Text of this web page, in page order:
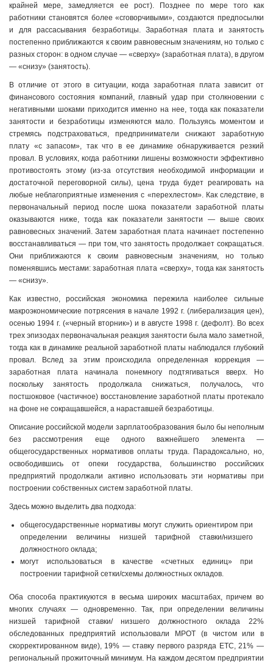
крайней мере, замедляется ее рост). Позднее по мере того как
работники становятся более «сговорчивыми», создаются предпосылки
и для рассасывания безработицы. Заработная плата и занятость
постепенно приближаются к своим равновесным значениям, но только с
разных сторон: в одном случае — «сверху» (заработная плата), в другом
— «снизу» (занятость).
В отличие от этого в ситуации, когда заработная плата зависит от
финансового состояния компаний, главный удар при столкновении с
негативными шоками приходится именно на нее, тогда как показатели
занятости и безработицы изменяются мало. Пользуясь моментом и
стремясь подстраховаться, предприниматели снижают заработную
плату «с запасом», так что в ее динамике обнаруживается резкий
провал. В условиях, когда работники лишены возможности эффективно
противостоять этому (из-за отсутствия необходимой информации и
достаточной переговорной силы), цена труда будет реагировать на
любые неблагоприятные изменения с «перехлестом». Как следствие, в
первоначальный период после шока показатели заработной платы
оказываются ниже, тогда как показатели занятости — выше своих
равновесных значений. Затем заработная плата начинает постепенно
восстанавливаться — при том, что занятость продолжает сокращаться.
Они приближаются к своим равновесным значениям, но только
поменявшись местами: заработная плата «сверху», тогда как занятость
— «снизу».
Как известно, российская экономика пережила наиболее сильные
макроэкономические потрясения в начале 1992 г. (либерализация цен),
осенью 1994 г. («черный вторник») и в августе 1998 г. (дефолт). Во всех
трех эпизодах первоначальная реакция занятости была мало заметной,
тогда как в динамике реальной заработной платы наблюдался глубокий
провал. Вслед за этим происходила определенная коррекция —
заработная плата начинала понемногу подтягиваться вверх. Но
поскольку занятость продолжала снижаться, получалось, что
постшоковое (частичное) восстановление заработной платы протекало
на фоне не сокращавшейся, а нараставшей безработицы.
Описание российской модели зарплатообразования было бы неполным
без рассмотрения еще одного важнейшего элемента —
общегосударственных нормативов оплаты труда. Парадоксально, но,
освободившись от опеки государства, большинство российских
предприятий продолжали активно использовать эти нормативы при
построении собственных систем заработной платы.
Здесь можно выделить два подхода:
общегосударственные нормативы могут служить ориентиром при
определении величины низшей тарифной ставки/низшего
должностного оклада;
могут использоваться в качестве «счетных единиц» при
построении тарифной сетки/схемы должностных окладов.
Оба способа практикуются в весьма широких масштабах, причем во
многих случаях — одновременно. Так, при определении величины
низшей тарифной ставки/ низшего должностного оклада 22%
обследованных предприятий использовали МРОТ (в чистом или в
скорректированном виде), 19% — ставку первого разряда ЕТС, 21% —
региональный прожиточный минимум. На каждом десятом предприятии